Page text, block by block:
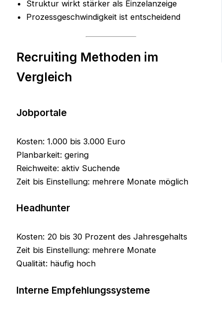
Struktur wirkt stärker als Einzelanzeige
Prozessgeschwindigkeit ist entscheidend
Recruiting Methoden im
Vergleich
Jobportale
Kosten: 1.000 bis 3.000 Euro
Planbarkeit: gering
Reichweite: aktiv Suchende
Zeit bis Einstellung: mehrere Monate möglich
Headhunter
Kosten: 20 bis 30 Prozent des Jahresgehalts
Zeit bis Einstellung: mehrere Monate
Qualität: häufig hoch
Interne Empfehlungssysteme